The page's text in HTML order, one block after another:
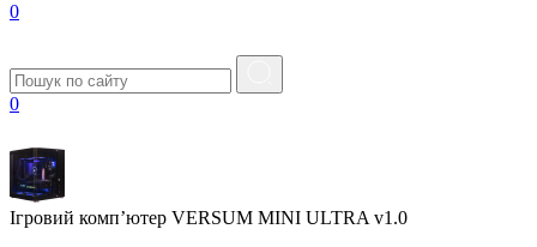
0
0
Ігровий комп’ютер VERSUM MINI ULTRA v1.0